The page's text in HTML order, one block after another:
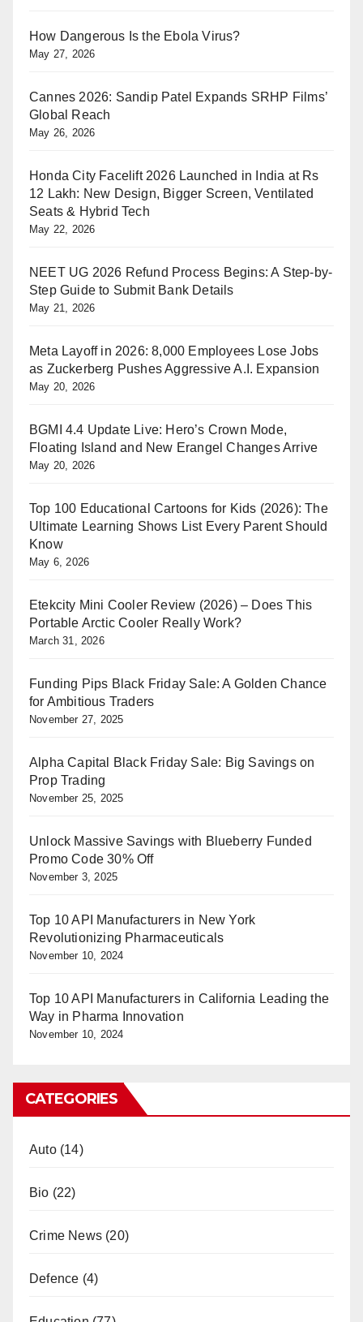
How Dangerous Is the Ebola Virus?
May 27, 2026
Cannes 2026: Sandip Patel Expands SRHP Films’
Global Reach
May 26, 2026
Honda City Facelift 2026 Launched in India at Rs
12 Lakh: New Design, Bigger Screen, Ventilated
Seats & Hybrid Tech
May 22, 2026
NEET UG 2026 Refund Process Begins: A Step-by-
Step Guide to Submit Bank Details
May 21, 2026
Meta Layoff in 2026: 8,000 Employees Lose Jobs
as Zuckerberg Pushes Aggressive A.I. Expansion
May 20, 2026
BGMI 4.4 Update Live: Hero’s Crown Mode,
Floating Island and New Erangel Changes Arrive
May 20, 2026
Top 100 Educational Cartoons for Kids (2026): The
Ultimate Learning Shows List Every Parent Should
Know
May 6, 2026
Etekcity Mini Cooler Review (2026) – Does This
Portable Arctic Cooler Really Work?
March 31, 2026
Funding Pips Black Friday Sale: A Golden Chance
for Ambitious Traders
November 27, 2025
Alpha Capital Black Friday Sale: Big Savings on
Prop Trading
November 25, 2025
Unlock Massive Savings with Blueberry Funded
Promo Code 30% Off
November 3, 2025
Top 10 API Manufacturers in New York
Revolutionizing Pharmaceuticals
November 10, 2024
Top 10 API Manufacturers in California Leading the
Way in Pharma Innovation
November 10, 2024
CATEGORIES
Auto(14)
Bio (22)
Crime News (20)
Defence (4)